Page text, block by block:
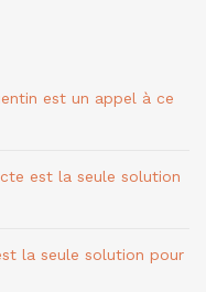
est un appel à ce
est la seule solution
la seule solution pour